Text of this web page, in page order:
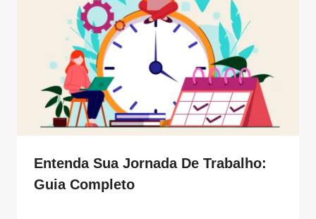
Entenda Sua Jornada De Trabalho:
Guia Completo